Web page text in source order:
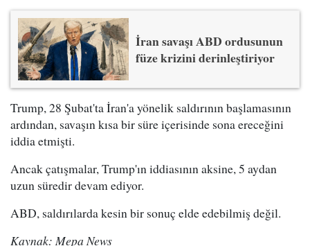
İran savaşı ABD ordusunun
füze krizini derinleştiriyor
Trump, 28 Şubat'ta İran'a yönelik saldırının başlamasının
ardından, savaşın kısa bir süre içerisinde sona ereceğini
iddia etmişti.
Ancak çatışmalar, Trump'ın iddiasının aksine, 5 aydan
uzun süredir devam ediyor.
ABD, saldırılarda kesin bir sonuç elde edebilmiş değil.
Kaynak: Mepa News